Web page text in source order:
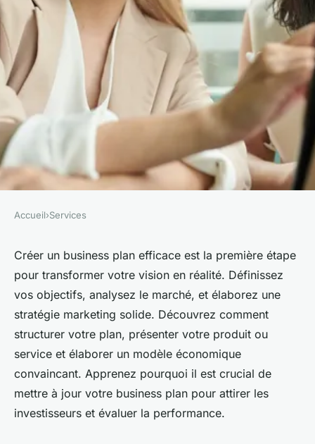
Guide pratique pour créer
votre business plan efficace
Sohan•5 juillet 2024• 2 min de lecture
Accueil›Services
Créer un business plan efficace est la première étape
pour transformer votre vision en réalité. Définissez
vos objectifs, analysez le marché, et élaborez une
stratégie marketing solide. Découvrez comment
structurer votre plan, présenter votre produit ou
service et élaborer un modèle économique
convaincant. Apprenez pourquoi il est crucial de
mettre à jour votre business plan pour attirer les
investisseurs et évaluer la performance.